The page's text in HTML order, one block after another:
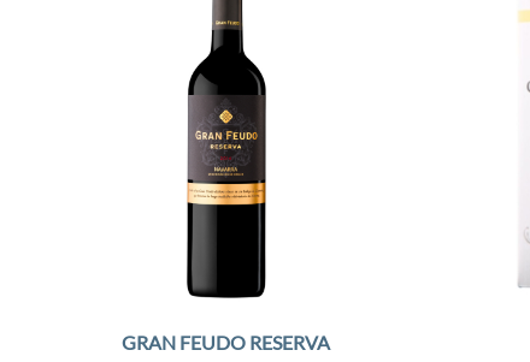
GRAN FEUDO RESERVA